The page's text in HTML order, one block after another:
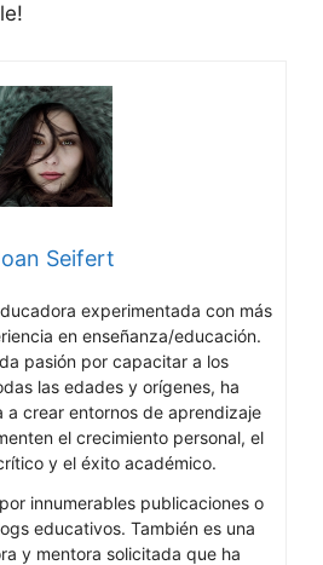
Seifert
experimentada con más
en enseñanza/educación.
pasión por capacitar a los
las edades y orígenes, ha
a crear entornos de aprendizaje
el crecimiento personal, el
y el éxito académico.
innumerables publicaciones o
educativos. También es una
y mentora solicitada que ha